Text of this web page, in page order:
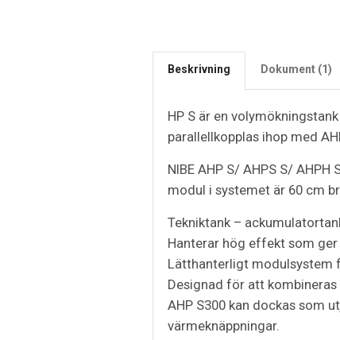
Beskrivning Dokument (1)
HP S är en
parallellkopplas ihop med
NIBE AHP S/ AHPS S/
modul i systemet är 60 cm
Tekniktank –
Hanterar hög effekt som
Lätthanterligt modulsystem
Designad för att kombineras
AHP S300 kan dockas som
värmeknäppningar.